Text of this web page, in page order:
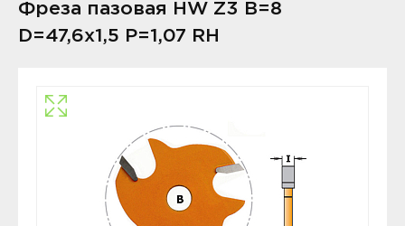
Фреза пазовая HW Z3 B=8
D=47,6x1,5 P=1,07 RH